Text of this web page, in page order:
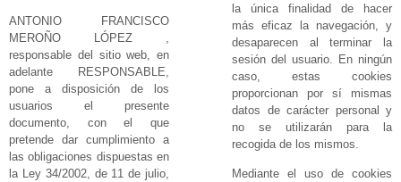
ANTONIO FRANCISCO
MEROÑO LÓPEZ ,
responsable del sitio web, en
adelante RESPONSABLE,
pone a disposición de los
usuarios el presente
documento, con el que
pretende dar cumplimiento a
las obligaciones dispuestas en
la Ley 34/2002, de 11 de julio,
la única finalidad de hacer
más eficaz la navegación, y
desaparecen al terminar la
sesión del usuario. En ningún
caso, estas cookies
proporcionan por sí mismas
datos de carácter personal y
no se utilizarán para la
recogida de los mismos.
Mediante el uso de cookies